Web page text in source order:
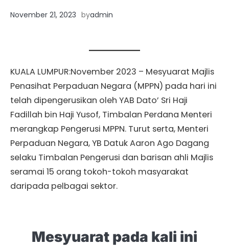
November 21, 2023 byadmin
KUALA LUMPUR:November 2023 – Mesyuarat Majlis
Penasihat Perpaduan Negara (MPPN) pada hari ini
telah dipengerusikan oleh YAB Dato’ Sri Haji
Fadillah bin Haji Yusof, Timbalan Perdana Menteri
merangkap Pengerusi MPPN. Turut serta, Menteri
Perpaduan Negara, YB Datuk Aaron Ago Dagang
selaku Timbalan Pengerusi dan barisan ahli Majlis
seramai 15 orang tokoh-tokoh masyarakat
daripada pelbagai sektor.
Mesyuarat pada kali ini